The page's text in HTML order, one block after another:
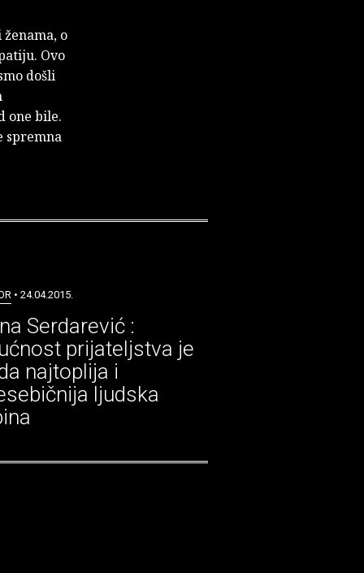
o
Ovo
došli
one bile.
spremna
• 24.04.2015.
Serdarević :
prijateljstva je
najtoplija i
ljudska